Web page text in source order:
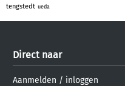
tengstedt ueda
Direct naar
Aanmelden / inloggen